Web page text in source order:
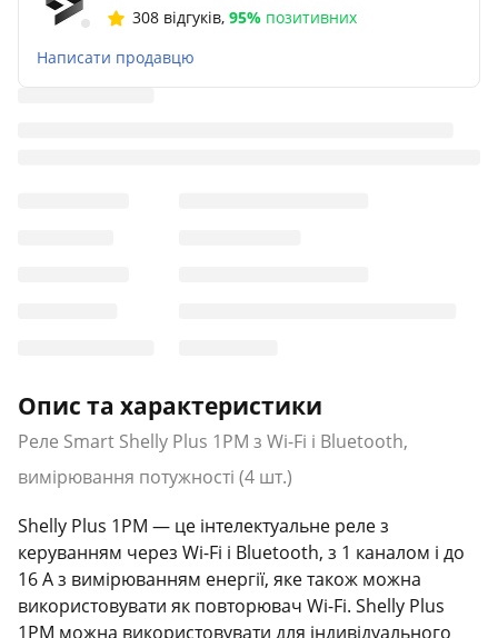
308 відгуків, 95% позитивних
Написати продавцю
Опис та характеристики
Реле Smart Shelly Plus 1PM з Wi-Fi і Bluetooth,
вимірювання потужності (4 шт.)
Shelly Plus 1PM — це інтелектуальне реле з
керуванням через Wi-Fi і Bluetooth, з 1 каналом і до
16 A з вимірюванням енергії, яке також можна
використовувати як повторювач Wi-Fi. Shelly Plus
1PM можна використовувати для індивідуального